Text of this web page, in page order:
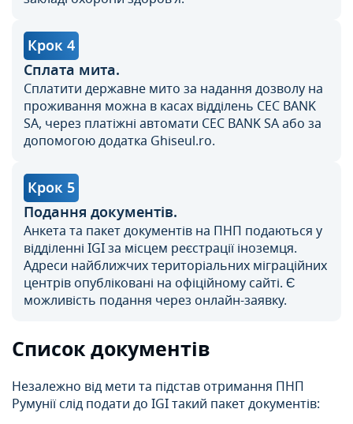
Крок 4
Сплата мита.
Сплатити державне мито за надання дозволу на
проживання можна в касах відділень CEC BANK
SA, через платіжні автомати CEC BANK SA або за
допомогою додатка Ghiseul.ro.
Крок 5
Подання документів.
Анкета та пакет документів на ПНП подаються у
відділенні IGI за місцем реєстрації іноземця.
Адреси найближчих територіальних міграційних
центрів опубліковані на офіційному сайті. Є
можливість подання через онлайн-заявку.
Список документів
Незалежно від мети та підстав отримання ПНП
Румунії слід подати до IGI такий пакет документів: